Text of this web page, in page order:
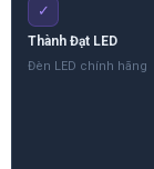
✓
Thành Đạt LED
Đèn LED chính hãng